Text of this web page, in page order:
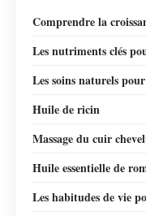
Comprendre la
Les nutriments clés
Les soins naturels
Huile de ricin
Massage du cuir
Huile essentielle de
Les habitudes de vie